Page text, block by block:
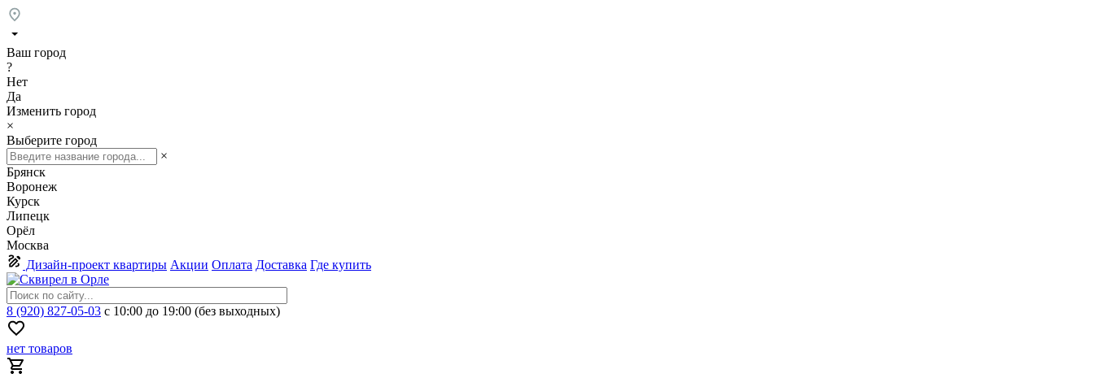
Ваш город
?
Нет
Да
Изменить город
×
Выберите город
×
Брянск
Воронеж
Курск
Липецк
Орёл
Москва
Дизайн-проект квартиры Акции Оплата Доставка Где купить
8 (920) 827-05-03 с 10:00 до 19:00 (без выходных)
нет товаров